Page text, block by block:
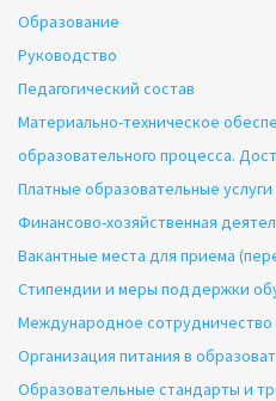
Образование
Руководство
Педагогический состав
Материально-техническое
образовательного процесса.
Платные образовательные услуги
Финансово-хозяйственная
Вакантные места для приема
Стипендии и меры поддержки
Международное сотрудничество
Организация питания в
Образовательные стандарты и